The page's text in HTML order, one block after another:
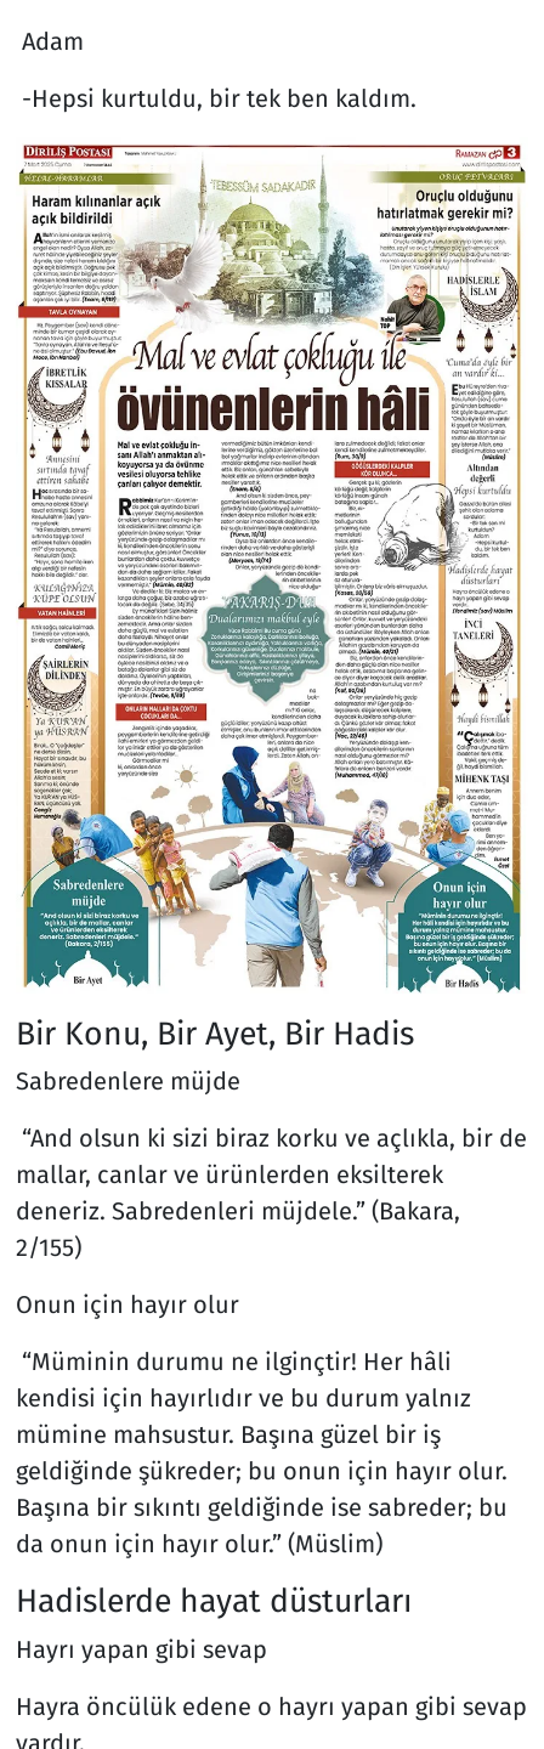
Adam
-Hepsi kurtuldu, bir tek ben kaldım.
Bir Konu, Bir Ayet, Bir Hadis
Sabredenlere müjde
“And olsun ki sizi biraz korku ve açlıkla, bir de
mallar, canlar ve ürünlerden eksilterek
deneriz. Sabredenleri müjdele.” (Bakara,
2/155)
Onun için hayır olur
“Müminin durumu ne ilginçtir! Her hâli
kendisi için hayırlıdır ve bu durum yalnız
mümine mahsustur. Başına güzel bir iş
geldiğinde şükreder; bu onun için hayır olur.
Başına bir sıkıntı geldiğinde ise sabreder; bu
da onun için hayır olur.” (Müslim)
Hadislerde hayat düsturları
Hayrı yapan gibi sevap
Hayra öncülük edene o hayrı yapan gibi sevap
vardır.